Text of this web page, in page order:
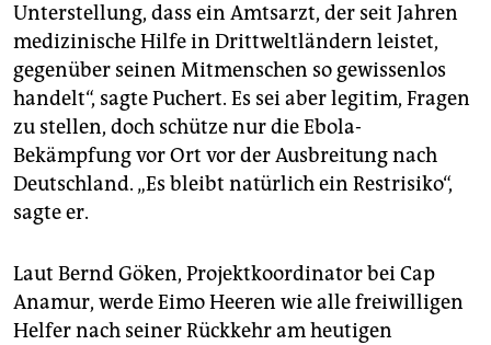
Unterstellung, dass ein Amtsarzt, der seit Jahren
medizinische Hilfe in Drittweltländern leistet,
gegenüber seinen Mitmenschen so gewissenlos
handelt“, sagte Puchert. Es sei aber legitim, Fragen
zu stellen, doch schütze nur die Ebola-
Bekämpfung vor Ort vor der Ausbreitung nach
Deutschland. „Es bleibt natürlich ein Restrisiko“,
sagte er.
Laut Bernd Göken, Projektkoordinator bei Cap
Anamur, werde Eimo Heeren wie alle freiwilligen
Helfer nach seiner Rückkehr am heutigen